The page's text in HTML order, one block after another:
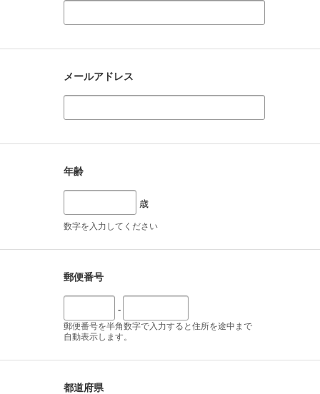
メールアドレス
年齢
歳
数字を入力してください
郵便番号
-
郵便番号を半角数字で入力すると住所を途中まで
自動表示します。
都道府県